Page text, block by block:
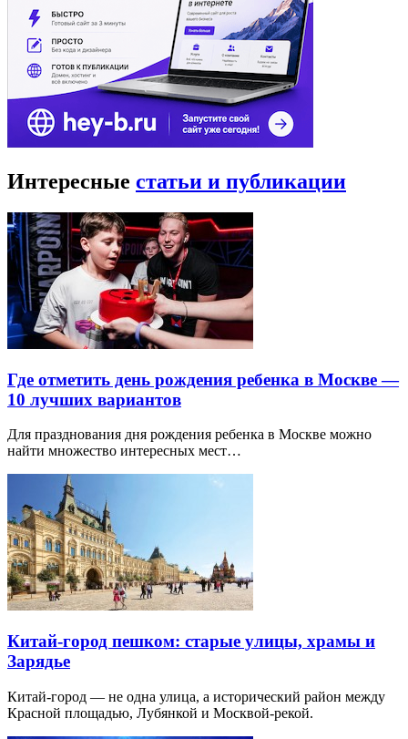
Интересные статьи и публикации
Где отметить день рождения ребенка в Москве —
10 лучших вариантов
Для празднования дня рождения ребенка в Москве можно
найти множество интересных мест…
Китай-город пешком: старые улицы, храмы и
Зарядье
Китай-город — не одна улица, а исторический район между
Красной площадью, Лубянкой и Москвой-рекой.